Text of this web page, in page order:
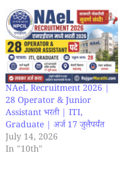
NAeL Recruitment 2026 |
28 Operator & Junior
Assistant भरती | ITI,
Graduate | अर्ज 17 जुलैपर्यंत
July 14, 2026
In "10th"